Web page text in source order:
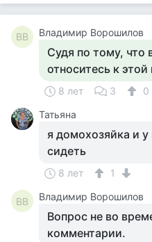
ВВ Владимир Ворошилов
Судя по тому, что
относитесь к
8 лет 3
0
Татьяна
я домохозяйка и у
сидеть
8 лет 1
ВВ Владимир Ворошилов
Вопрос не во
комментарии.